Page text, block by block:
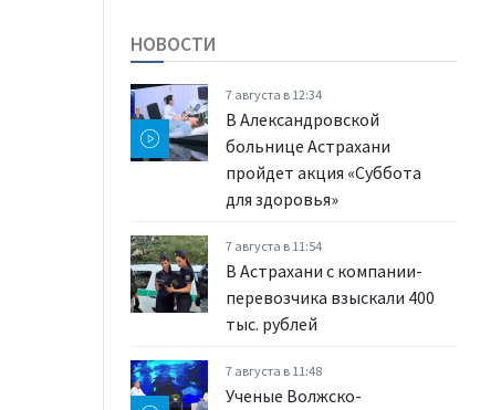
НОВОСТИ
7 августа в 12:34
В Александровской
больнице Астрахани
пройдет акция «Суббота
для здоровья»
7 августа в 11:54
В Астрахани с компании-
перевозчика взыскали 400
тыс. рублей
7 августа в 11:48
Ученые Волжско-